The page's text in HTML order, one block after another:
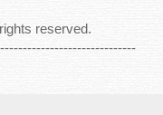
reserved.